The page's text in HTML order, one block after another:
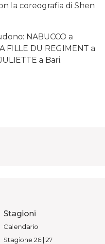
la coreografia di Shen
NABUCCO a
FILLE DU REGIMENT a
a Bari.
Stagioni
Calendario
Stagione 26 | 27